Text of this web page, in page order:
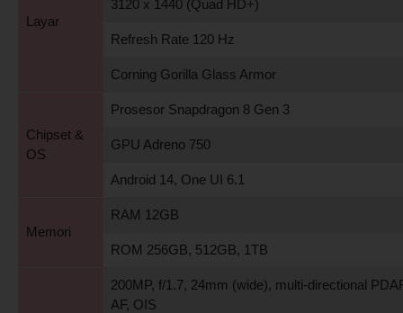
Layar
3120 x 1440 (Quad HD+)
Refresh Rate 120 Hz
Corning Gorilla Glass Armor
Chipset &
OS
Prosesor Snapdragon 8 Gen 3
GPU Adreno 750
Android 14, One UI 6.1
Memori
RAM 12GB
ROM 256GB, 512GB, 1TB
200MP, f/1.7, 24mm (wide), multi-directional
AF, OIS